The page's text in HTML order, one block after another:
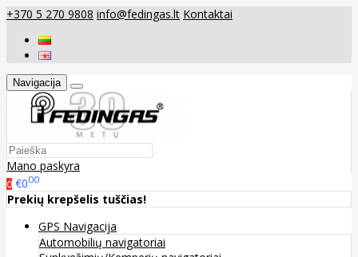
+370 5 270 9808 info@fedingas.lt Kontaktai
Navigacija
Mano paskyra
0 €000
Prekių krepšelis tuščias!
GPS Navigacija
Automobilių navigatoriai